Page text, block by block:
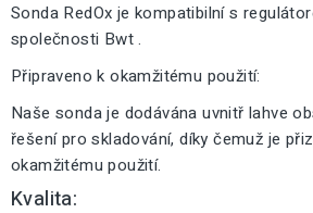
Sonda RedOx je kompatibilní s
společnosti Bwt .
Připraveno k okamžitému použití:
Naše sonda je dodávána uvnitř lahve
řešení pro skladování, díky čemuž je
okamžitému použití.
Kvalita: